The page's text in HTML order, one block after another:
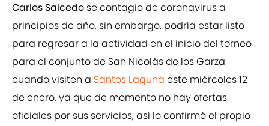
Carlos Salcedo se contagio de coronavirus a
principios de año, sin embargo, podría estar listo
para regresar a la actividad en el inicio del torneo
para el conjunto de San Nicolás de los Garza
cuando visiten a Santos Laguna este miércoles 12
de enero, ya que de momento no hay ofertas
oficiales por sus servicios, así lo confirmó el propio